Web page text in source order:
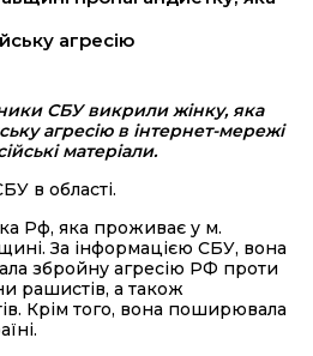
агресію
СБУ викрили жінку, яка
агресію в інтернет-мережі
матеріали.
в області.
Рф, яка проживає у м.
За інформацією СБУ, вона
збройну агресію РФ проти
рашистів, а також
Крім того, вона поширювала